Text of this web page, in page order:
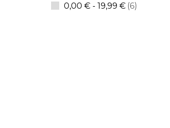
0,00 € - 19,99 € 6articoli